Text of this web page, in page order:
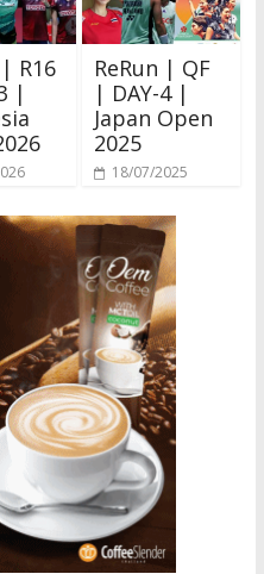
R16
|
ReRun | QF
| DAY-4 |
Japan Open
2025
18/07/2025